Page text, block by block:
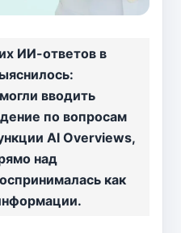
ИИ-ответов в
вводить
по вопросам
AI Overviews,
над
как